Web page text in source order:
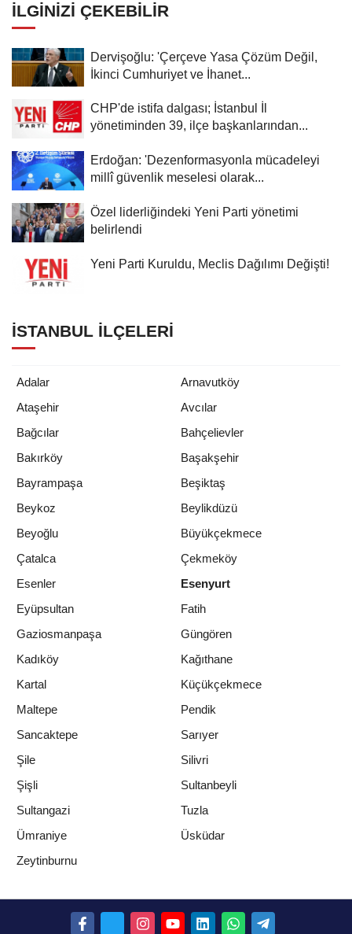
İLGINIZI ÇEKEBILIR
Dervişoğlu: 'Çerçeve Yasa Çözüm Değil,
İkinci Cumhuriyet ve İhanet...
CHP'de istifa dalgası; İstanbul İl
yönetiminden 39, ilçe başkanlarından...
Erdoğan: 'Dezenformasyonla mücadeleyi
millî güvenlik meselesi olarak...
Özel liderliğindeki Yeni Parti yönetimi
belirlendi
Yeni Parti Kuruldu, Meclis Dağılımı Değişti!
İSTANBUL İLÇELERI
Adalar
Arnavutköy
Ataşehir
Avcılar
Bağcılar
Bahçelievler
Bakırköy
Başakşehir
Bayrampaşa
Beşiktaş
Beykoz
Beylikdüzü
Beyoğlu
Büyükçekmece
Çatalca
Çekmeköy
Esenler
Esenyurt
Eyüpsultan
Fatih
Gaziosmanpaşa
Güngören
Kadıköy
Kağıthane
Kartal
Küçükçekmece
Maltepe
Pendik
Sancaktepe
Sarıyer
Şile
Silivri
Şişli
Sultanbeyli
Sultangazi
Tuzla
Ümraniye
Üsküdar
Zeytinburnu